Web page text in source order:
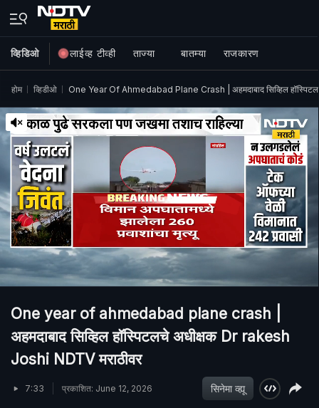
व्हिडिओ लाईव्ह टीव्ही ताज्या बातम्या राजकारण
होम व्हिडीओ One Year Of Ahmedabad Plane Crash | अहमदाबाद सिव्हिल
One year of ahmedabad plane crash |
अहमदाबाद सिव्हिल हॉस्पिटलचे अधीक्षक Dr rakesh
Joshi NDTV मराठीवर
7:33 प्रकाशित: June 12, 2026 सिनेमा व्ह्यू